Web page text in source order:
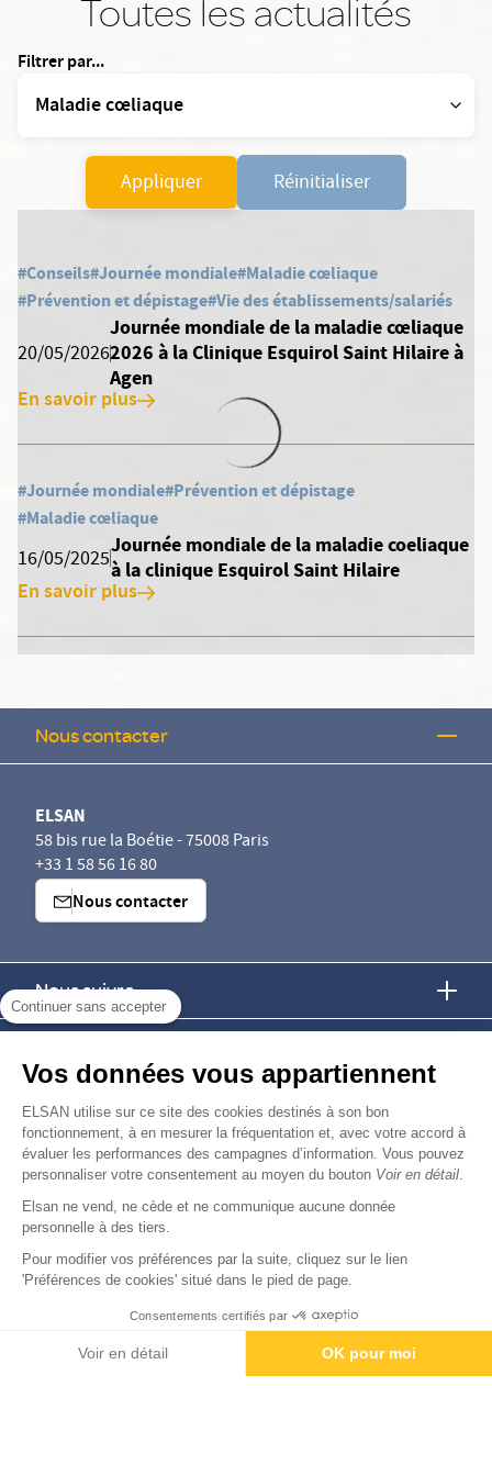
Continuer sans accepter
Vos données vous appartiennent
ELSAN utilise sur ce site des cookies destinés à son bon
fonctionnement, à en mesurer la fréquentation et, avec votre accord à
évaluer les performances des campagnes d’information. Vous pouvez
personnaliser votre consentement au moyen du bouton Voir en détail
Elsan ne vend, ne cède et ne communique aucune donnée
personnelle à des tiers.
Pour modifier vos préférences par la suite, cliquez sur le lien
'Préférences de cookies' situé dans le pied de page.
Consentements certifiés par
Voir en détail OK pour moi
Toutes les actualités
Filtrer par...
Appliquer Réinitialiser
#Conseils#Journée mondiale#Maladie cœliaque
#Prévention et dépistage#Vie des établissements/salariés
20/05/2026
Journée mondiale de la maladie cœliaque
2026 à la Clinique Esquirol Saint Hilaire à
Agen
En savoir plus
#Journée mondiale#Prévention et dépistage
#Maladie cœliaque
16/05/2025
Journée mondiale de la maladie coeliaque
à la clinique Esquirol Saint Hilaire
En savoir plus
Nous contacter
ELSAN
58 bis rue la Boétie - 75008 Paris
+33 1 58 56 16 80
Nous contacter
Nous suivre
Nous rejoindre
Devenir fournisseur
© Copyright 2026 Elsan
Mentions Légales-Données personnelles
Agence digitale : VOID